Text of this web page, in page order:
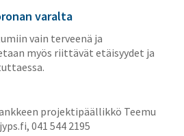
varalta
vain terveenä ja
myös riittävät etäisyydet ja
projektipäällikkö Teemu
041 544 2195